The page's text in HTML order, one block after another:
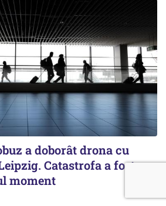
a doborât drona cu
Catastrofa a fost
moment